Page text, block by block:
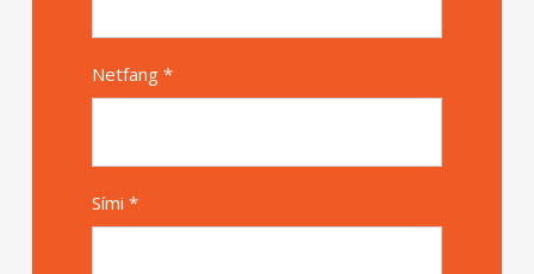
Netfang *
Sími *